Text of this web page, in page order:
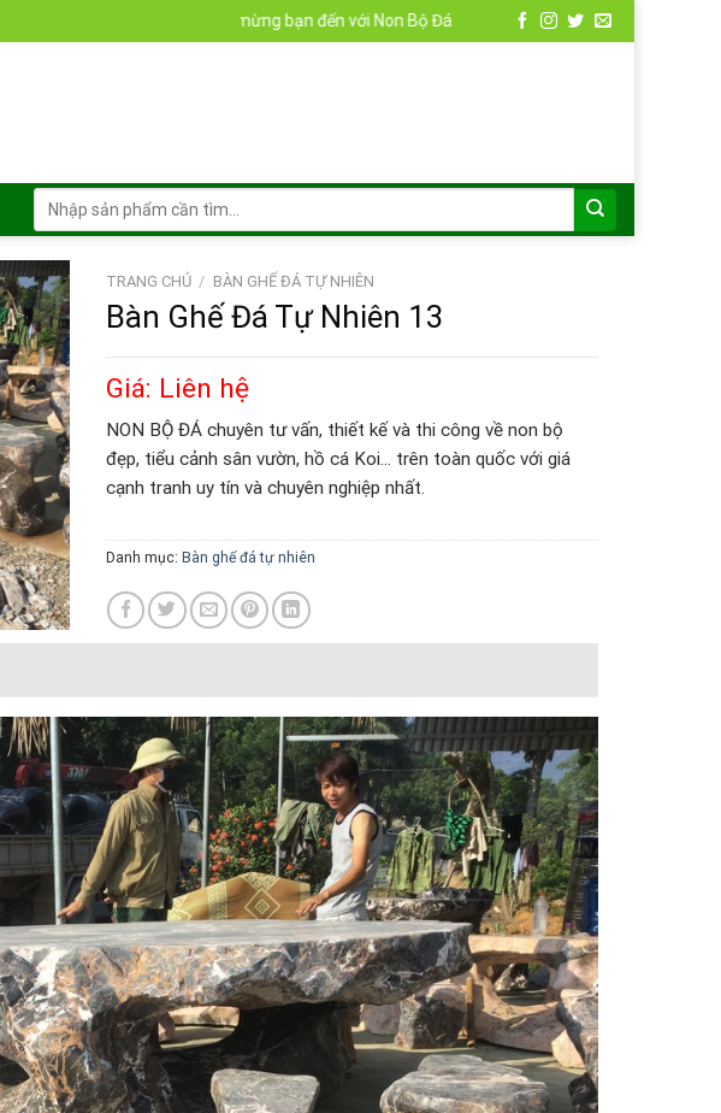
Chào mừng bạn đến với Non Bộ Đá
kiếm:
TRANG CHỦ / BÀN GHẾ ĐÁ TỰ NHIÊN
Bàn Ghế Đá Tự Nhiên 13
Giá: Liên hệ
NON BỘ ĐÁ chuyên tư vấn, thiết kế và thi công về non bộ
đẹp, tiểu cảnh sân vườn, hồ cá Koi… trên toàn quốc với giá
cạnh tranh uy tín và chuyên nghiệp nhất.
Danh mục: Bàn ghế đá tự nhiên